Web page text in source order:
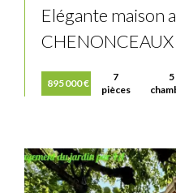
Elégante maison
CHENONCEAUX
895 000 €
7
pièces
5